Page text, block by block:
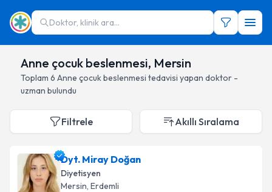
Doktor, klinik ara...
Anne çocuk beslenmesi, Mersin
Toplam 6 Anne çocuk beslenmesi tedavisi yapan doktor -
uzman bulundu
Filtrele Akıllı Sıralama
Dyt. Miray Doğan
Diyetisyen
Mersin, Erdemli